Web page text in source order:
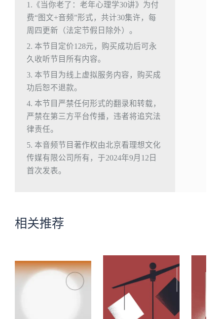
1.《当你老了：老年心理学30讲》为付
费“图文+音频”形式，共计30集许，每
周四更新（法定节假日除外）。
2. 本节目定价128元，购买成功后可永
久收听节目所有内容。
3. 本节目为线上虚拟服务内容，购买成
功后恕不退款。
4. 本节目严禁任何形式的翻录和转载，
严禁在第三方平台传播，违者将追究法
律责任。
5. 本音频节目著作权由北京看理想文化
传媒有限公司所有，于2024年9月12日
首次发表。
相关推荐